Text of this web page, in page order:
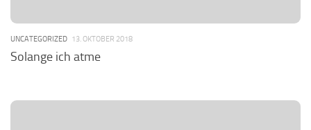
UNCATEGORIZED 13. OKTOBER 2018
Solange ich atme